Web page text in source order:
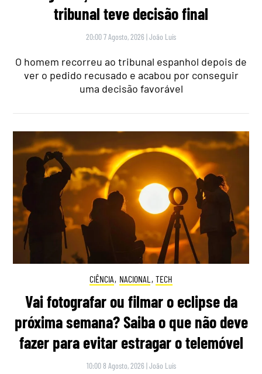
tribunal teve decisão final
20:00 7 Agosto, 2026 |João Luís
O homem recorreu ao tribunal espanhol depois de
ver o pedido recusado e acabou por conseguir
uma decisão favorável
CIÊNCIA, NACIONAL , TECH
Vai fotografar ou filmar o eclipse da
próxima semana? Saiba o que não deve
fazer para evitar estragar o telemóvel
10:00 8 Agosto, 2026 |João Luís